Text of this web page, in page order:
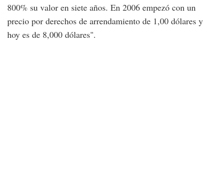
800% su valor en siete años. En 2006 empezó con un
precio por derechos de arrendamiento de 1,00 dólares y
hoy es de 8,000 dólares".